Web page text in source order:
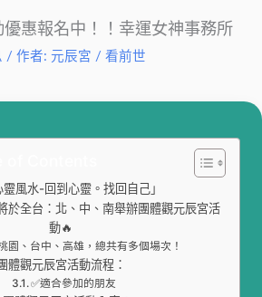
優惠報名中！！幸運女神事務所
/ 作者: 元辰宮 / 看前世
靈風水-回到心靈。找回自己」
於全台：北、中、南舉辦團體觀元辰宮活
動🔥
園、台中、高雄，總共有多個場次！
體觀元辰宮活動流程：
✅適合參加的朋友